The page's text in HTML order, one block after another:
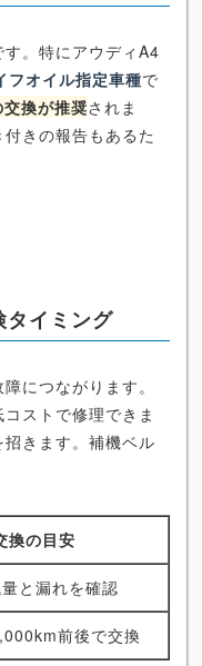
。特にアウディA4
フオイル指定車種で
換が推奨されま
きの報告もあるた
タイミング
につながります。
ストで修理できま
きます。補機ベル
換の目安
と漏れを確認
前後で交換